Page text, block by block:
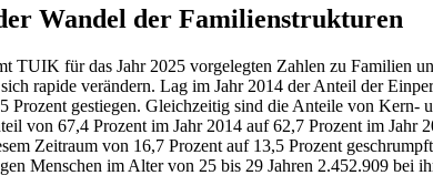
Wandel der Familienstrukturen
TUIK für das Jahr 2025 vorgelegten Zahlen zu Familien
rapide verändern. Lag im Jahr 2014 der Anteil der
Prozent gestiegen. Gleichzeitig sind die Anteile von Kern-
von 67,4 Prozent im Jahr 2014 auf 62,7 Prozent im Jahr
Zeitraum von 16,7 Prozent auf 13,5 Prozent
Menschen im Alter von 25 bis 29 Jahren 2.452.909 bei